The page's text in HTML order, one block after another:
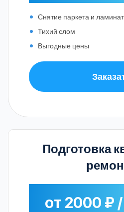
Снятие паркета и
Тихий слом
Выгодные цены
Подготовка
от 2000 ₽